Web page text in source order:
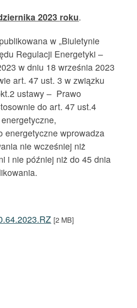
2023 roku.
w „Biuletynie
Regulacji Energetyki –
w dniu 18 września 2023
art. 47 ust. 3 w związku
ustawy – Prawo
do art. 47 ust.4
energetyczne wprowadza
nie wcześniej niż
i nie później niż do 45 dnia
[2 MB]